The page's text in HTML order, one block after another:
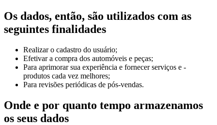
Os dados, então, são utilizados com as
seguintes finalidades
Realizar o cadastro do usuário;
Efetivar a compra dos automóveis e peças;
Para aprimorar sua experiência e fornecer serviços e -
produtos cada vez melhores;
Para revisões periódicas de pós-vendas.
Onde e por quanto tempo armazenamos
os seus dados